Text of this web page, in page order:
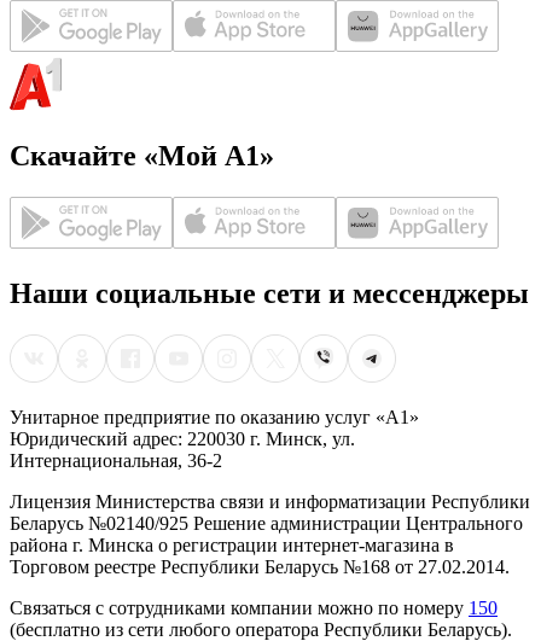
Скачайте «Мой А1»
Наши социальные сети и мессенджеры
Унитарное предприятие по оказанию услуг «А1»
Юридический адрес: 220030 г. Минск, ул.
Интернациональная, 36-2
Лицензия Министерства связи и информатизации Республики
Беларусь №02140/925 Решение администрации Центрального
района г. Минска о регистрации интернет-магазина в
Торговом реестре Республики Беларусь №168 от 27.02.2014.
Связаться с сотрудниками компании можно по номеру 150
(бесплатно из сети любого оператора Республики Беларусь).